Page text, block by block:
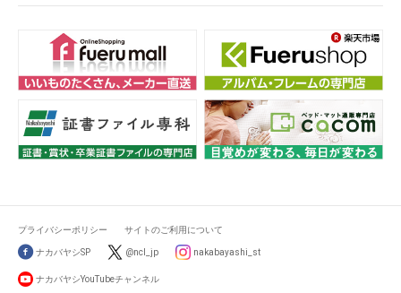
プライバシーポリシー サイトのご利用について
ナカバヤシSP @ncl_jp nakabayashi_st
ナカバヤシYouTubeチャンネル